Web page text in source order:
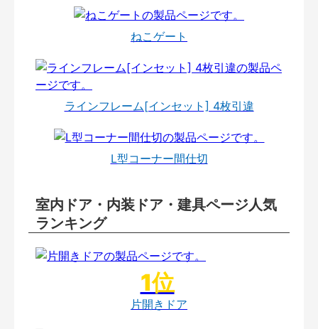
ねこゲート
ラインフレーム[インセット] 4枚引違
L型コーナー間仕切
室内ドア・内装ドア・建具ページ人気
ランキング
片開きドア